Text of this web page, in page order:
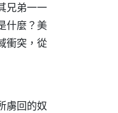
兄弟一一
什麼？美
衝突，從
虜回的奴